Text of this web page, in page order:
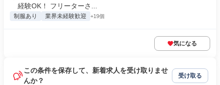
経験OK！ フリーターさ...
制服あり 業界未経験歓迎 +19個
気になる
この条件を保存して、新着求人を受け取りませ
んか？
受け取る